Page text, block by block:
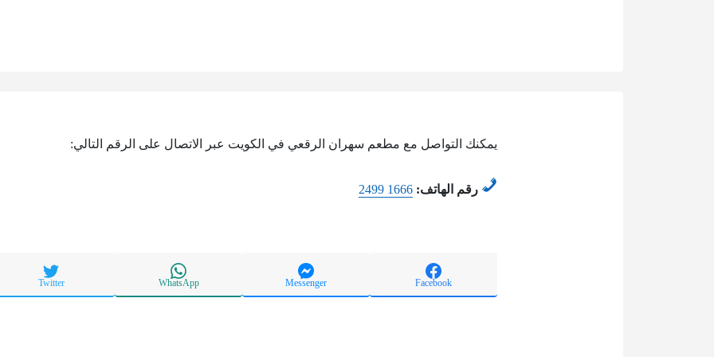
يمكنك التواصل مع مطعم سهران الرقعي في الكويت عبر الاتصال على الرقم التالي:
رقم الهاتف: 2499 1666
Facebook
Messenger
WhatsApp
Twitter